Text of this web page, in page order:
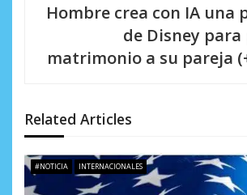
d
e
e
Hombre crea con IA una
de Disney
matrimonio a su pareja
Related Articles
#NOTICIA INTERNACIONALES